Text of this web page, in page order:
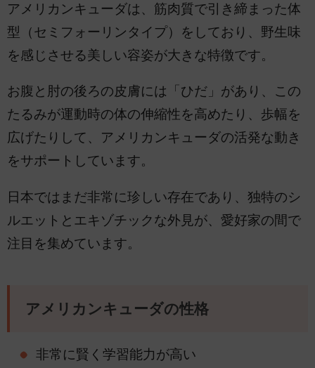
アメリカンキューダは、筋肉質で引き締まった体
型（セミフォーリンタイプ）をしており、野生味
を感じさせる美しい容姿が大きな特徴です。
お腹と肘の後ろの皮膚には「ひだ」があり、この
たるみが運動時の体の伸縮性を高めたり、歩幅を
広げたりして、アメリカンキューダの活発な動き
をサポートしています。
日本ではまだ非常に珍しい存在であり、独特のシ
ルエットとエキゾチックな外見が、愛好家の間で
注目を集めています。
アメリカンキューダの性格
非常に賢く学習能力が高い